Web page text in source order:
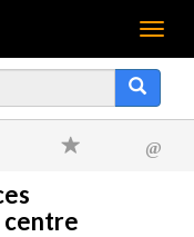
Menu
@
centre